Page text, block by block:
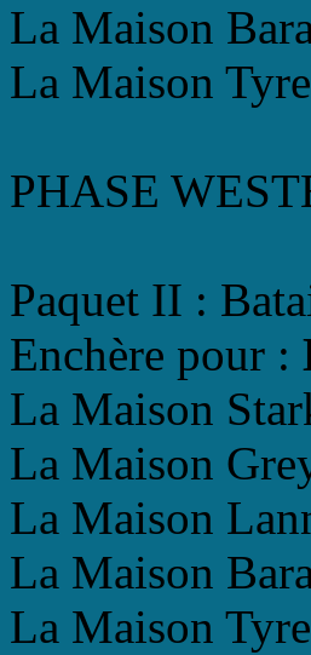
La Maison
La Maison
PHASE
Paquet II :
Enchère pour :
La Maison
La Maison
La Maison
La Maison
La Maison